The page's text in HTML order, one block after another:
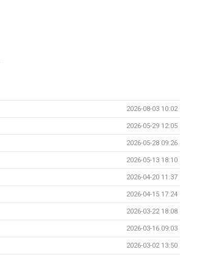
2026-08-03 10:02
2026-05-29 12:05
2026-05-28 09:26
2026-05-13 18:10
2026-04-20 11:37
2026-04-15 17:24
2026-03-22 18:08
2026-03-16 09:03
2026-03-02 13:50